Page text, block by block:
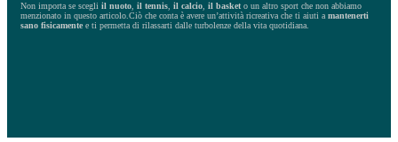
Non importa se scegli il nuoto il tennis il calcio il basket o un altro sport che non abbiamo
menzionato in questo articolo.Ciò che conta è avere un’attività ricreativa che ti aiuti a mantenerti
sano fisicamente e ti permetta di rilassarti dalle turbolenze della vita quotidiana.